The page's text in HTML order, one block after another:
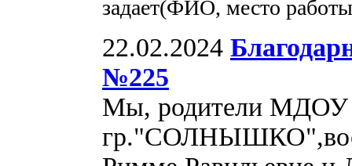
задает(ФИО, место
22.02.2024
№225
Мы, родители